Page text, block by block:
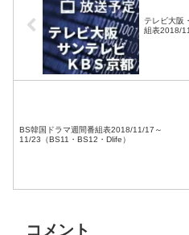
テレビ大阪
組表2018/
BS韓国ドラマ週間番組表2018/11/17～
11/23（BS11・BS12・Dlife）
コメント